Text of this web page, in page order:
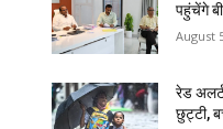
पहुंचेंगे
August
रेड
छुट्टी,